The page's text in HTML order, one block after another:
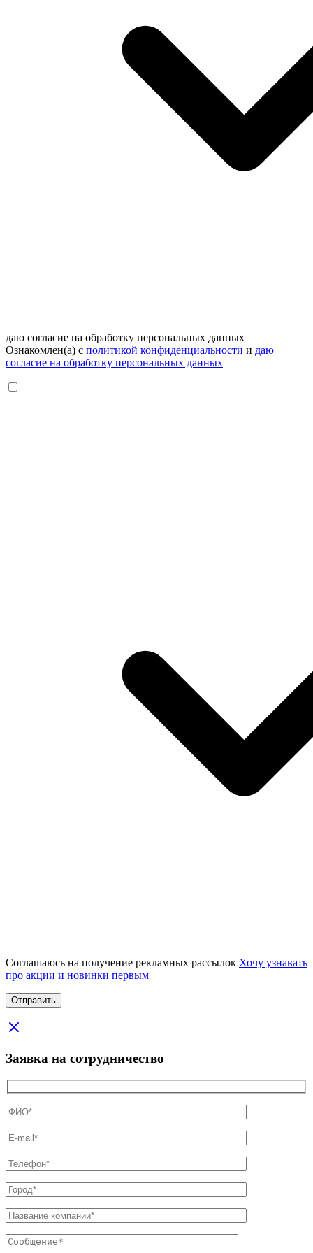
даю согласие на обработку персональных данных
Ознакомлен(а) с политикой конфиденциальности и даю
согласие на обработку персональных данных
Соглашаюсь на получение рекламных рассылок Хочу узнавать
про акции и новинки первым
Заявка на сотрудничество